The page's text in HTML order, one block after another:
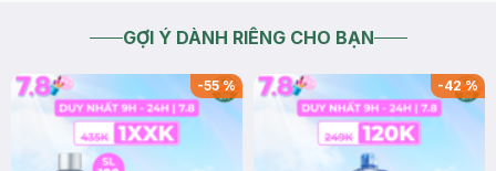
GỢI Ý DÀNH RIÊNG CHO BẠN
-55% -42%